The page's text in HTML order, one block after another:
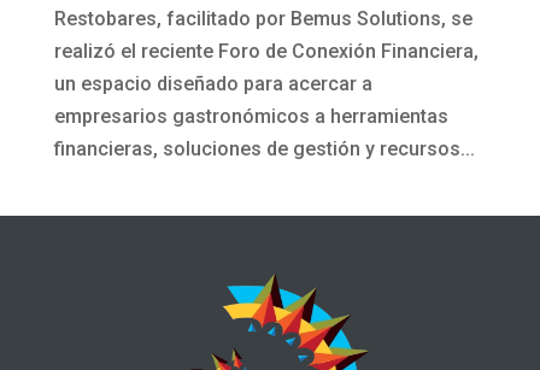
Restobares, facilitado por Bemus Solutions, se
realizó el reciente Foro de Conexión Financiera,
un espacio diseñado para acercar a
empresarios gastronómicos a herramientas
financieras, soluciones de gestión y recursos...